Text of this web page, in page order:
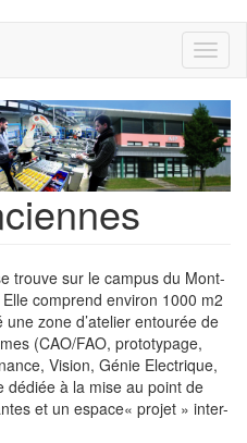
trouve sur le campus du Mont-
Elle comprend environ 1000 m2
zone d’atelier entourée de
(CAO/FAO, prototypage,
Vision, Génie Electrique,
dédiée à la mise au point de
et un espace« projet » inter-